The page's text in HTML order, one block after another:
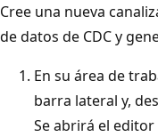
Cree una nueva
de datos de CDC y
En su área de
barra lateral y,
Se abrirá el